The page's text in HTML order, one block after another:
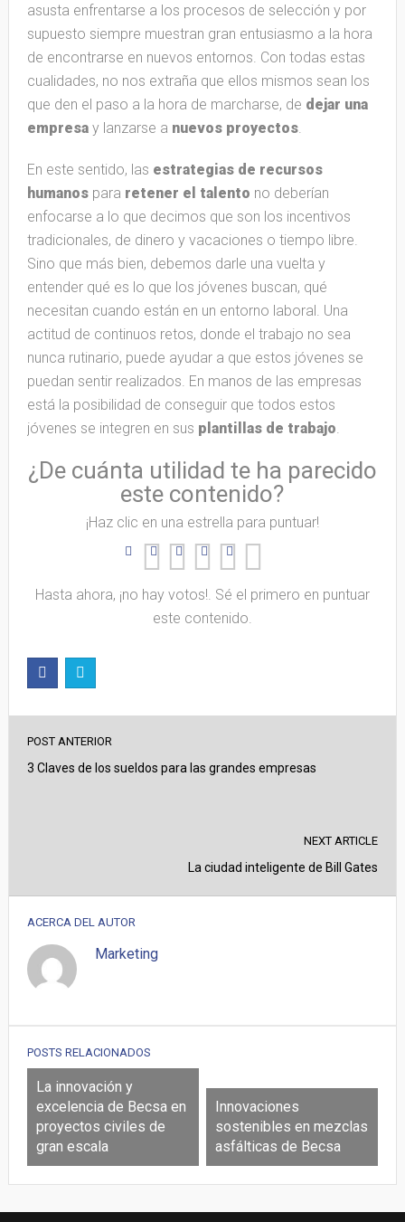
asusta enfrentarse a los procesos de selección y por
supuesto siempre muestran gran entusiasmo a la hora
de encontrarse en nuevos entornos. Con todas estas
cualidades, no nos extraña que ellos mismos sean los
que den el paso a la hora de marcharse, de dejar una
empresay lanzarse a nuevos proyectos.
En este sentido, las estrategias de recursos
humanospara retener el talento no deberían
enfocarse a lo que decimos que son los incentivos
tradicionales, de dinero y vacaciones o tiempo libre.
Sino que más bien, debemos darle una vuelta y
entender qué es lo que los jóvenes buscan, qué
necesitan cuando están en un entorno laboral. Una
actitud de continuos retos, donde el trabajo no sea
nunca rutinario, puede ayudar a que estos jóvenes se
puedan sentir realizados. En manos de las empresas
está la posibilidad de conseguir que todos estos
jóvenes se integren en sus plantillas de trabajo
¿De cuánta utilidad te ha parecido
este contenido?
¡Haz clic en una estrella para puntuar!
Hasta ahora, ¡no hay votos!. Sé el primero en puntuar
este contenido.
POST ANTERIOR
3 Claves de los sueldos para las grandes empresas
NEXT ARTICLE
La ciudad inteligente de Bill Gates
ACERCA DEL AUTOR
Marketing
POSTS RELACIONADOS
La innovación y
excelencia de Becsa en
proyectos civiles de
gran escala
Innovaciones
sostenibles en mezclas
asfálticas de Becsa